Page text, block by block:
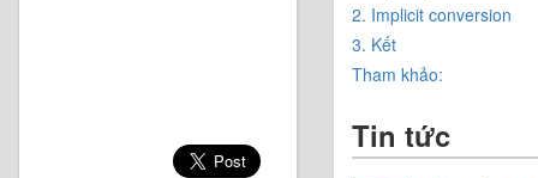
2. Implicit conversion
3. Kết
Tham khảo:
Tin tức